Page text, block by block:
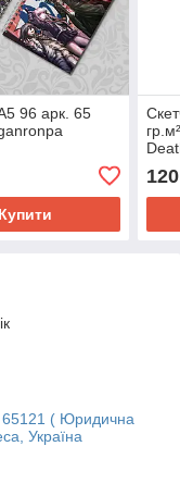
96 арк. 65
Купити
120
( Юридична
Україна